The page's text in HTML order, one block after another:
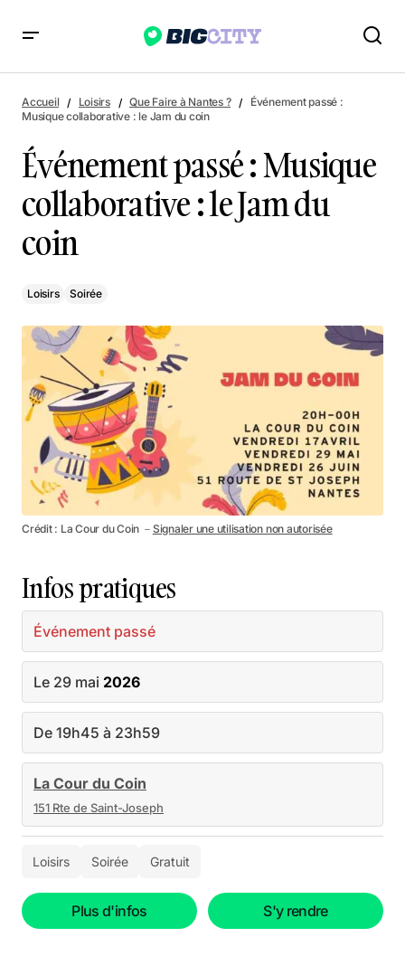
Événement passé : Musique collaborative : le Jam du coin
Accueil Loisirs Que Faire à Nantes ?
Événement passé :
Musique collaborative : le Jam du coin
Événement passé : Musique
collaborative : le Jam du
coin
Loisirs Soirée
Crédit : La Cour du Coin － Signaler une utilisation non autorisée
Infos pratiques
Événement passé
Le 29 mai 2026
De 19h45 à 23h59
La Cour du Coin
151 Rte de Saint-Joseph
Loisirs Soirée Gratuit
Plus d'infos S'y rendre